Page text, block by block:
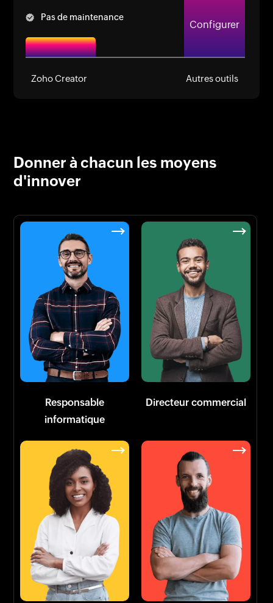
Pas de maintenance
Configurer
Zoho Creator Autres outils
Donner à chacun les moyens
d'innover
Responsable
informatique
Directeur commercial